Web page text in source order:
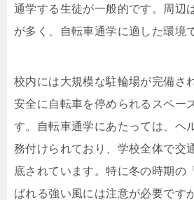
通学する生徒が一般的です。周辺
が多く、自転車通学に適した環境
校内には大規模な駐輪場が完備さ
安全に自転車を停められるスペー
す。自転車通学にあたっては、ヘ
務付けられており、学校全体で交
底されています。特に冬の時期の
ばれる強い風には注意が必要です